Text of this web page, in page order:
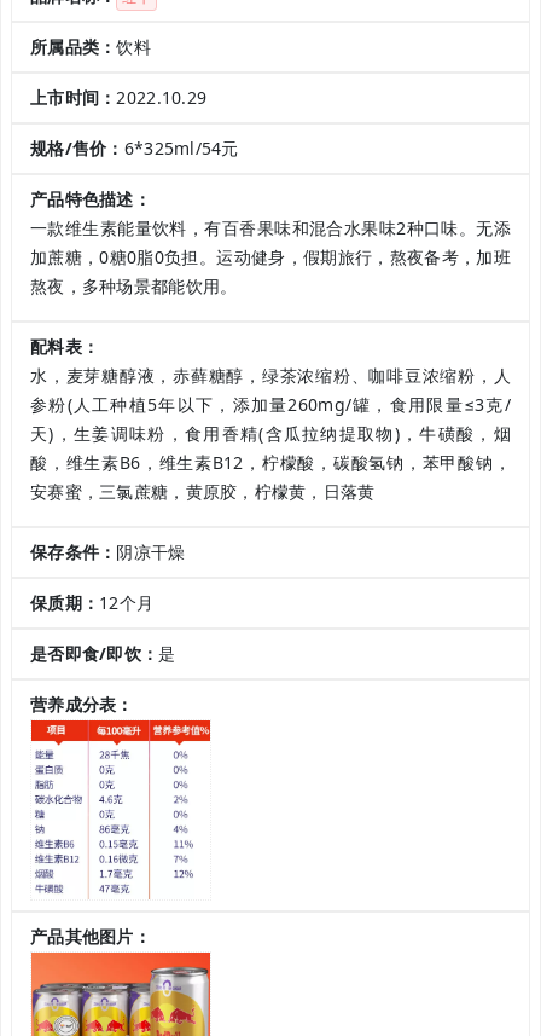
所属品类：饮料
上市时间：2022.10.29
规格/售价： 6*325ml/54元
产品特色描述：
一款维生素能量饮料，有百香果味和混合水果味2种口味。无添
加蔗糖，0糖0脂0负担。运动健身，假期旅行，熬夜备考，加班
熬夜，多种场景都能饮用。
配料表：
水，麦芽糖醇液，赤藓糖醇，绿茶浓缩粉、咖啡豆浓缩粉，人
参粉(人工种植5年以下，添加量260mg/罐，食用限量≤3克/
天)，生姜调味粉，食用香精(含瓜拉纳提取物)，牛磺酸，烟
酸，维生素B6，维生素B12，柠檬酸，碳酸氢钠，苯甲酸钠，
安赛蜜，三氯蔗糖，黄原胶，柠檬黄，日落黄
保存条件： 阴凉干燥
保质期： 12个月
是否即食/即饮：是
营养成分表：
产品其他图片：